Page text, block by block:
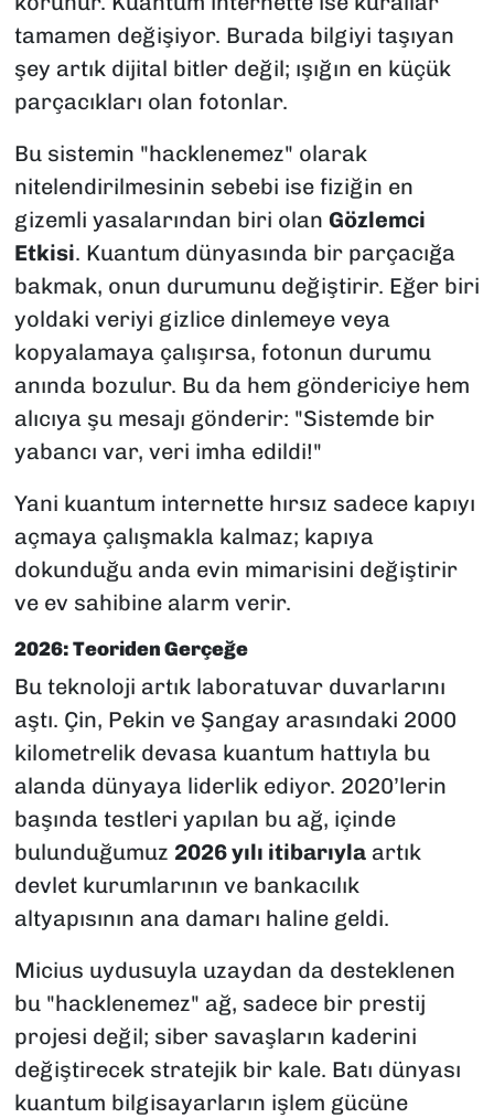
tamamen değişiyor. Burada bilgiyi taşıyan
şey artık dijital bitler değil; ışığın en küçük
parçacıkları olan fotonlar.
Bu sistemin "hacklenemez" olarak
nitelendirilmesinin sebebi ise fiziğin en
gizemli yasalarından biri olan Gözlemci
Etkisi. Kuantum dünyasında bir parçacığa
bakmak, onun durumunu değiştirir. Eğer biri
yoldaki veriyi gizlice dinlemeye veya
kopyalamaya çalışırsa, fotonun durumu
anında bozulur. Bu da hem göndericiye hem
alıcıya şu mesajı gönderir: "Sistemde bir
yabancı var, veri imha edildi!"
Yani kuantum internette hırsız sadece kapıyı
açmaya çalışmakla kalmaz; kapıya
dokunduğu anda evin mimarisini değiştirir
ve ev sahibine alarm verir.
2026: Teoriden Gerçeğe
Bu teknoloji artık laboratuvar duvarlarını
aştı. Çin, Pekin ve Şangay arasındaki 2000
kilometrelik devasa kuantum hattıyla bu
alanda dünyaya liderlik ediyor. 2020’lerin
başında testleri yapılan bu ağ, içinde
bulunduğumuz 2026 yılı itibarıylaartık
devlet kurumlarının ve bankacılık
altyapısının ana damarı haline geldi.
Micius uydusuyla uzaydan da desteklenen
bu "hacklenemez" ağ, sadece bir prestij
projesi değil; siber savaşların kaderini
değiştirecek stratejik bir kale. Batı dünyası
kuantum bilgisayarların işlem gücüne